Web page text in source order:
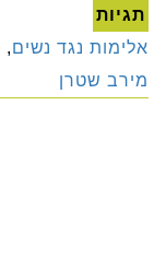
תגיות
אלימות נגד נשים,
מירב שטרן